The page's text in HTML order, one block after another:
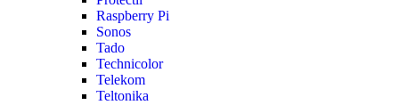
Raspberry Pi
Sonos
Tado
Technicolor
Telekom
Teltonika